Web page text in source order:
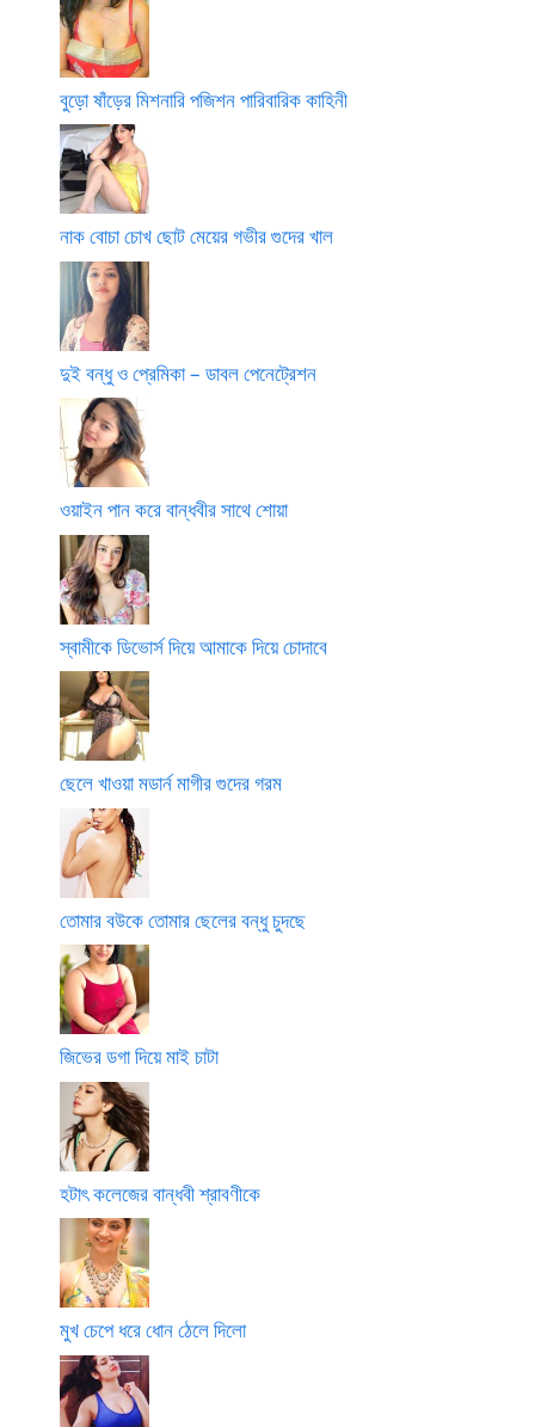
বুড়ো ষাঁড়ের মিশনারি পজিশন পারিবারিক কাহিনী
নাক বোচা চোখ ছোট মেয়ের গভীর গুদের খাল
দুই বন্ধু ও প্রেমিকা – ডাবল পেনেট্রেশন
ওয়াইন পান করে বান্ধবীর সাথে শোয়া
স্বামীকে ডিভোর্স দিয়ে আমাকে দিয়ে চোদাবে
ছেলে খাওয়া মডার্ন মাগীর গুদের গরম
তোমার বউকে তোমার ছেলের বন্ধু চুদছে
জিভের ডগা দিয়ে মাই চাটা
হটাৎ কলেজের বান্ধবী শ্রাবণীকে
মুখ চেপে ধরে ধোন ঠেলে দিলো